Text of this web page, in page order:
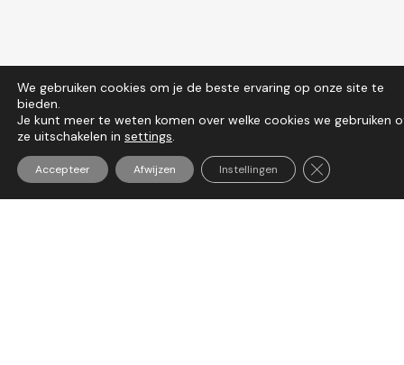
We gebruiken cookies om je de beste ervaring op onze site te
bieden.
Je kunt meer te weten komen over welke cookies we gebruiken
ze uitschakelen in settings.
Accepteer Afwijzen Instellingen Sluit AVG/